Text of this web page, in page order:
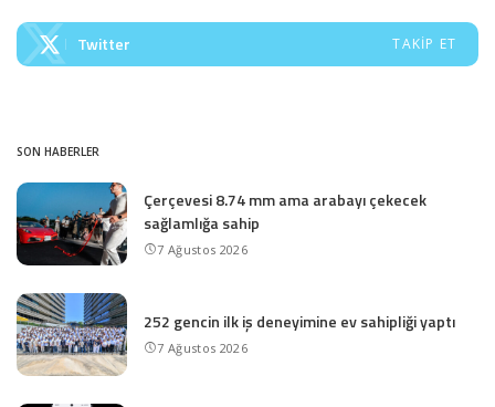
Twitter TAKIP ET
SON HABERLER
Çerçevesi 8.74 mm ama arabayı çekecek
sağlamlığa sahip
7 Ağustos 2026
252 gencin ilk iş deneyimine ev sahipliği yaptı
7 Ağustos 2026